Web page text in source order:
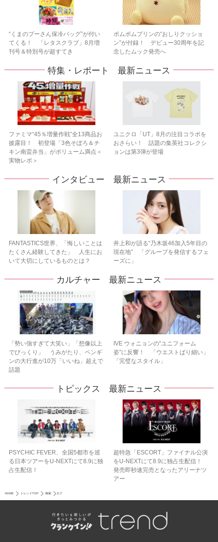
“くまのプーさん保冷バッグ”が付い
てくる！ 「レタスクラブ」8月増
刊号＆特別号が超すてき
ポムポムプリンの“おしりクッショ
ン”が付録！ デビュー30周年を記
念したムック発売へ
特集・レポート 最新ニュース
ファミマ“45％増量作戦”全13商品お
披露目！ 初登場「3色そぼろ＆チ
キン南蛮弁当」がボリューム満点＜
実物レポ＞
ユニクロ「UT」8月の注目コラボを
おさらい！ 話題の集英社コレクシ
ョンは第3弾が登場
インタビュー 最新ニュース
FANTASTICS世界、「悔しいことは
たくさん経験してきた」 人生にお
いて大切にしているものとは？
井上和が語る“乃木坂46加入5年目の
現在地” 「グループを発信するフェ
ーズに」
カルチャー 最新ニュース
「勢い強すぎて大笑い」「想像以上
でびっくり」 うみがたり、ペンギ
ンの大行進が10万「いいね」超えで
話題
IVE ウォニョンの“ユニフォーム
姿”に反響！ 「ウエストばり細い」
「完璧なスタイル」
トピックス 最新ニュース
PSYCHIC FEVER、全国5都市を巡
る日本ツアーをU‐NEXTにて8.9に独
占生配信！
超特急「ESCORT」ファイナル公演
をU-NEXTにて8.9に独占生配信！
発売即秒速完売となったアリーナツ
アー
HOME トレンドTOP 検索 タグ